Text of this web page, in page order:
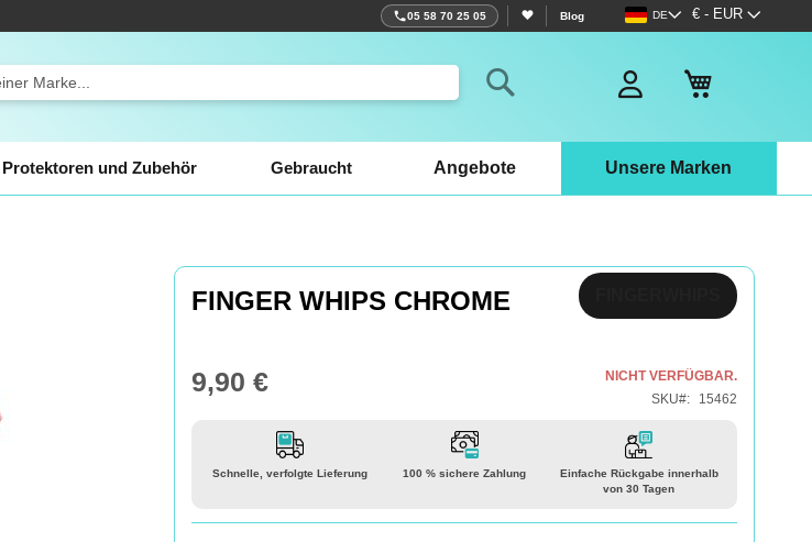
Währung
€ - EUR
Sprache
DE
05 58 70 25 05 Blog
Protektoren und Zubehör Gebraucht Angebote Unsere Marken
FINGER WHIPS CHROME
9,90 €
NICHT VERFÜGBAR.
SKU
15462
Schnelle, verfolgte Lieferung 100 % sichere Zahlung
Einfache Rückgabe innerhalb
von 30 Tagen